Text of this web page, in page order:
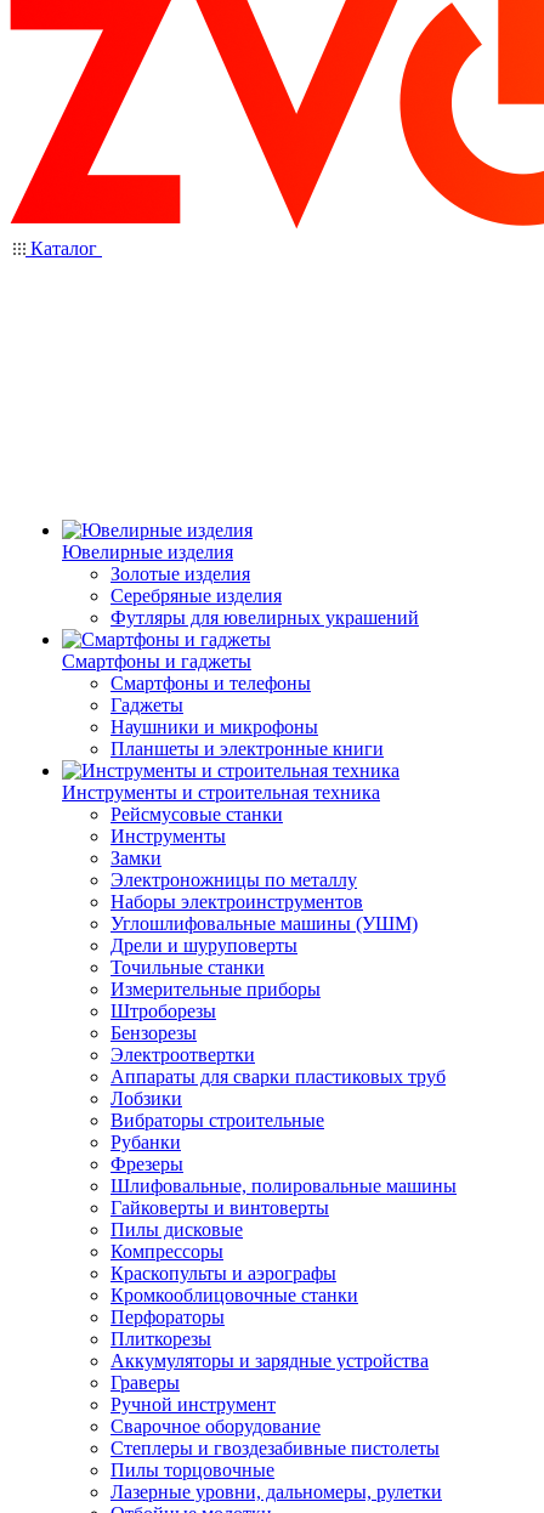
Каталог
Ювелирные изделия
Золотые изделия
Серебряные изделия
Футляры для ювелирных украшений
Смартфоны и гаджеты
Смартфоны и телефоны
Гаджеты
Наушники и микрофоны
Планшеты и электронные книги
Инструменты и строительная техника
Рейсмусовые станки
Инструменты
Замки
Электроножницы по металлу
Наборы электроинструментов
Углошлифовальные машины (УШМ)
Дрели и шуруповерты
Точильные станки
Измерительные приборы
Штроборезы
Бензорезы
Электроотвертки
Аппараты для сварки пластиковых труб
Лобзики
Вибраторы строительные
Рубанки
Фрезеры
Шлифовальные, полировальные машины
Гайковерты и винтоверты
Пилы дисковые
Компрессоры
Краскопульты и аэрографы
Кромкооблицовочные станки
Перфораторы
Плиткорезы
Аккумуляторы и зарядные устройства
Граверы
Ручной инструмент
Сварочное оборудование
Степлеры и гвоздезабивные пистолеты
Пилы торцовочные
Лазерные уровни, дальномеры, рулетки